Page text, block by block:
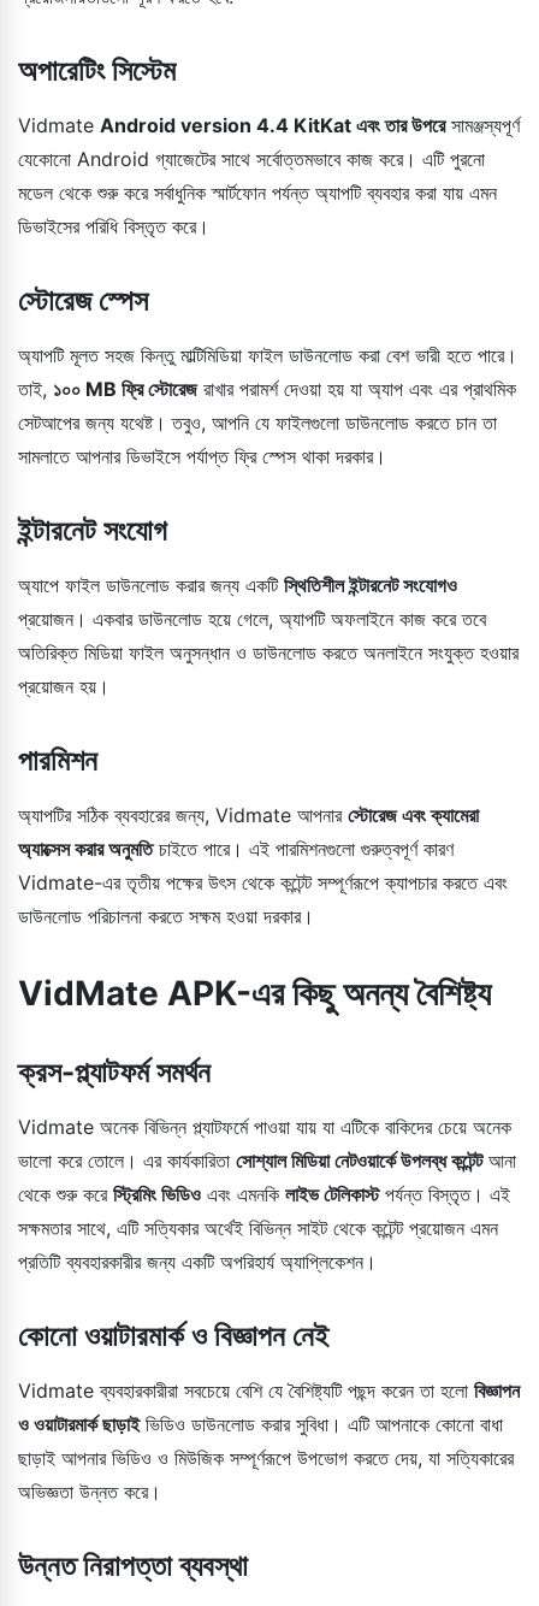
অপারেটিং সিস্টেম
Vidmate Android version 4.4 KitKat এবং তার উপরেসামঞ্জস্যপূর্ণ
যেকোনো Android গ্যাজেটের সাথে সর্বোত্তমভাবে কাজ করে। এটি পুরনো
মডেল থেকে শুরু করে সর্বাধুনিক স্মার্টফোন পর্যন্ত অ্যাপটি ব্যবহার করা যায় এমন
ডিভাইসের পরিধি বিস্তৃত করে।
স্টোরেজ স্পেস
অ্যাপটি মূলত সহজ কিন্তু মাল্টিমিডিয়া ফাইল ডাউনলোড করা বেশ ভারী হতে পারে।
তাই, ১০০ MB ফ্রি স্টোরেজরাখার পরামর্শ দেওয়া হয় যা অ্যাপ এবং এর প্রাথমিক
সেটআপের জন্য যথেষ্ট। তবুও, আপনি যে ফাইলগুলো ডাউনলোড করতে চান তা
সামলাতে আপনার ডিভাইসে পর্যাপ্ত ফ্রি স্পেস থাকা দরকার।
ইন্টারনেট সংযোগ
অ্যাপে ফাইল ডাউনলোড করার জন্য একটি স্থিতিশীল ইন্টারনেট সংযোগও
প্রয়োজন। একবার ডাউনলোড হয়ে গেলে, অ্যাপটি অফলাইনে কাজ করে তবে
অতিরিক্ত মিডিয়া ফাইল অনুসন্ধান ও ডাউনলোড করতে অনলাইনে সংযুক্ত হওয়ার
প্রয়োজন হয়।
পারমিশন
অ্যাপটির সঠিক ব্যবহারের জন্য, Vidmate আপনার স্টোরেজ এবং ক্যামেরা
অ্যাক্সেস করার অনুমতিচাইতে পারে। এই পারমিশনগুলো গুরুত্বপূর্ণ কারণ
Vidmate-এর তৃতীয় পক্ষের উৎস থেকে কন্টেন্ট সম্পূর্ণরূপে ক্যাপচার করতে এবং
ডাউনলোড পরিচালনা করতে সক্ষম হওয়া দরকার।
VidMate APK-এর কিছু অনন্য বৈশিষ্ট্য
ক্রস-প্ল্যাটফর্ম সমর্থন
Vidmate অনেক বিভিন্ন প্ল্যাটফর্মে পাওয়া যায় যা এটিকে বাকিদের চেয়ে অনেক
ভালো করে তোলে। এর কার্যকারিতা সোশ্যাল মিডিয়া নেটওয়ার্কে উপলব্ধ কন্টেন্টআনা
থেকে শুরু করে স্ট্রিমিং ভিডিও এবং এমনকি লাইভ টেলিকাস্টপর্যন্ত বিস্তৃত। এই
সক্ষমতার সাথে, এটি সত্যিকার অর্থেই বিভিন্ন সাইট থেকে কন্টেন্ট প্রয়োজন এমন
প্রতিটি ব্যবহারকারীর জন্য একটি অপরিহার্য অ্যাপ্লিকেশন।
কোনো ওয়াটারমার্ক ও বিজ্ঞাপন নেই
Vidmate ব্যবহারকারীরা সবচেয়ে বেশি যে বৈশিষ্ট্যটি পছন্দ করেন তা হলো বিজ্ঞাপন
ও ওয়াটারমার্ক ছাড়াইভিডিও ডাউনলোড করার সুবিধা। এটি আপনাকে কোনো বাধা
ছাড়াই আপনার ভিডিও ও মিউজিক সম্পূর্ণরূপে উপভোগ করতে দেয়, যা সত্যিকারের
অভিজ্ঞতা উন্নত করে।
উন্নত নিরাপত্তা ব্যবস্থা